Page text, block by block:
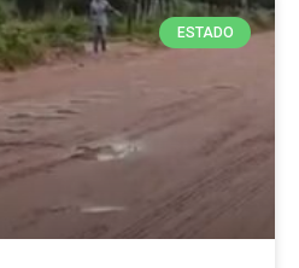
ESTADO